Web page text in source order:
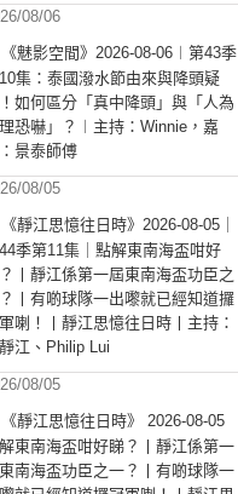
08/06
《魅影空間》2026-08-06︱第43季
集：泰國潑水節由來與降頭疑
如何區分「真中降頭」與「人為
恐嚇」？︱主持：Winnie，嘉
景泰師傅
08/05
《靜江思憶往日時》2026-08-05｜
季第11集｜點解東南海盃咁好
丨靜江係第一屆東南海盃功臣之
丨有啲球隊一出嚟就已經知道攞
喇！丨靜江思憶往日時丨主持：
江、Philip Lui
08/05
《靜江思憶往日時》 2026-08-05
東南海盃咁好睇？丨靜江係第一
南海盃功臣之一？丨有啲球隊一